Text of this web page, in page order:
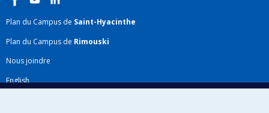
Plan du Campus de Saint-Hyacinthe
Plan du Campus de Rimouski
Nous joindre
English